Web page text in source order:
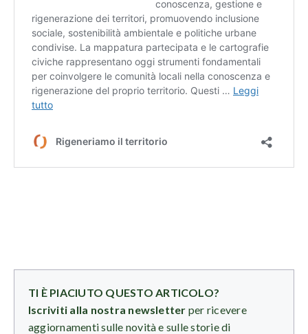
TI È PIACIUTO QUESTO ARTICOLO?
Iscriviti alla nostra newsletter per ricevere
aggiornamenti sulle novità e sulle storie di